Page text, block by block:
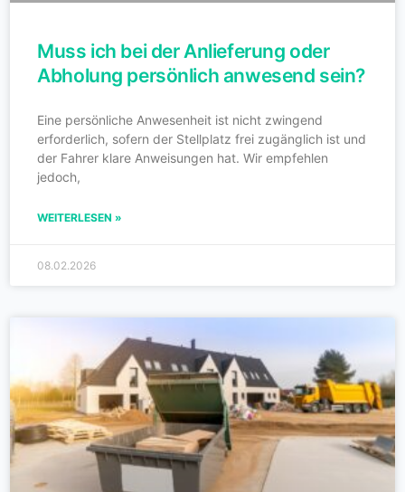
Muss ich bei der Anlieferung oder
Abholung persönlich anwesend sein?
Eine persönliche Anwesenheit ist nicht zwingend
erforderlich, sofern der Stellplatz frei zugänglich ist und
der Fahrer klare Anweisungen hat. Wir empfehlen
jedoch,
WEITERLESEN »
08.02.2026